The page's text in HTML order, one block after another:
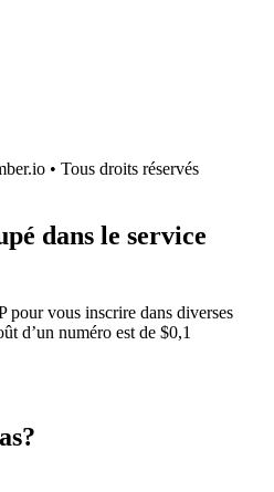
• Tous droits réservés
dans le service
pour vous inscrire dans diverses
d’un numéro est de $0,1